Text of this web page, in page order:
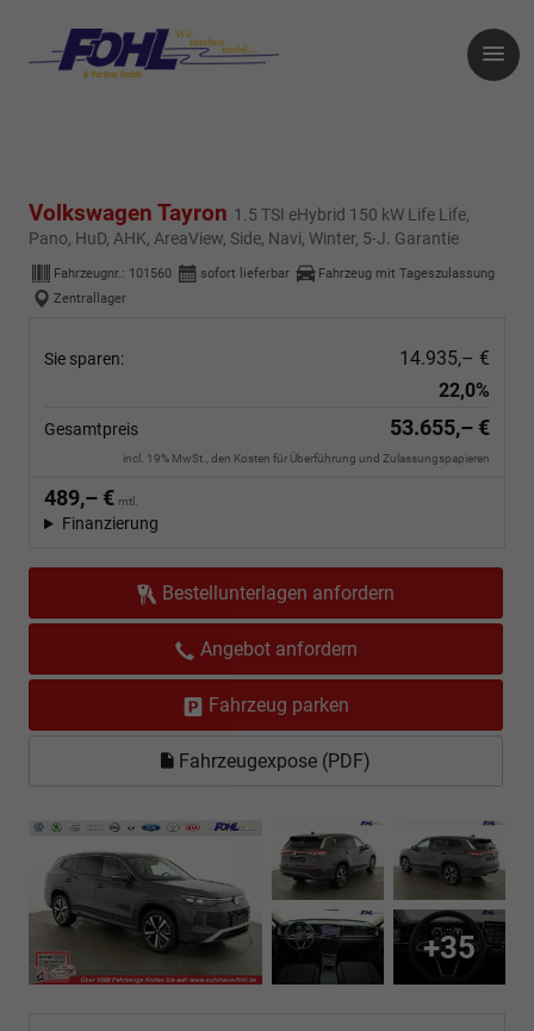
Volkswagen Tayron 1.5 TSI eHybrid 150 kW Life Life,
Pano, HuD, AHK, AreaView, Side, Navi, Winter, 5-J. Garantie
Fahrzeugnr.: 101560 sofort lieferbar
Fahrzeug mit Tageszulassung
Zentrallager
Sie sparen:
14.935,– €
22,0%
Gesamtpreis 53.655,– €
incl. 19% MwSt., den Kosten für Überführung und Zulassungspapieren
489,– € mtl.
Finanzierung
Bestellunterlagen anfordern
Angebot anfordern
Fahrzeug parken
Fahrzeugexpose (PDF)
+35